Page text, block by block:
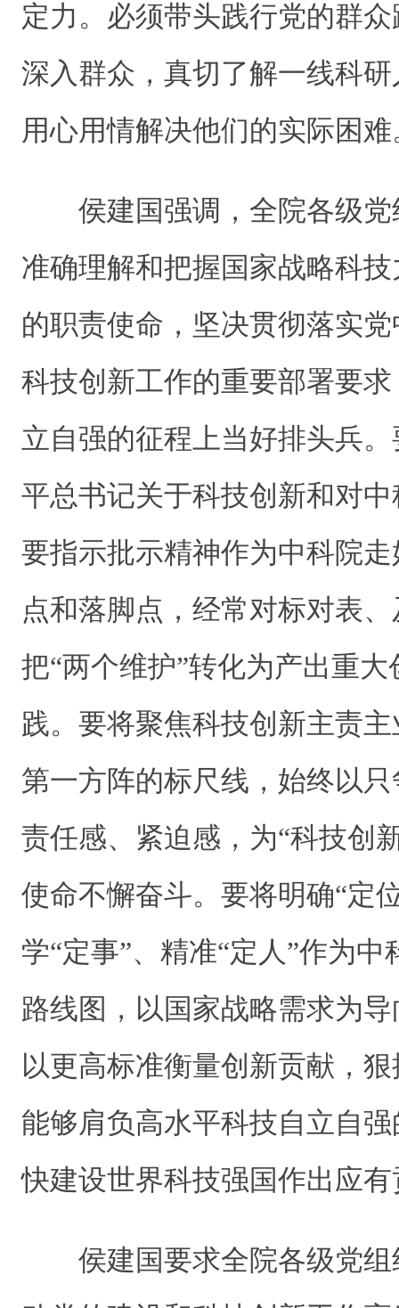
定力。必须带头践行党的群
深入群众，真切了解一线科
用心用情解决他们的实际困难
侯建国强调，全院各级党
准确理解和把握国家战略科
的职责使命，坚决贯彻落实
科技创新工作的重要部署要
立自强的征程上当好排头兵
平总书记关于科技创新和对
要指示批示精神作为中科院
点和落脚点，经常对标对表
把“两个维护”转化为产出重
践。要将聚焦科技创新主责
第一方阵的标尺线，始终以
责任感、紧迫感，为“科技创
使命不懈奋斗。要将明确“定
学“定事”、精准“定人”作为
路线图，以国家战略需求为
以更高标准衡量创新贡献，
能够肩负高水平科技自立自
快建设世界科技强国作出应
侯建国要求全院各级党组